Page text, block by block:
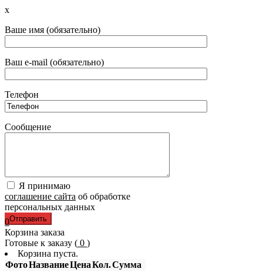
x
Ваше имя (обязательно)
Ваш e-mail (обязательно)
Телефон
Сообщение
Я принимаю
соглашение сайта об обработке
персональных данных
0
Корзина заказа
Готовые к заказу ( 0 )
Корзина пуста.
ФотоНазваниеЦенаКол.Сумма